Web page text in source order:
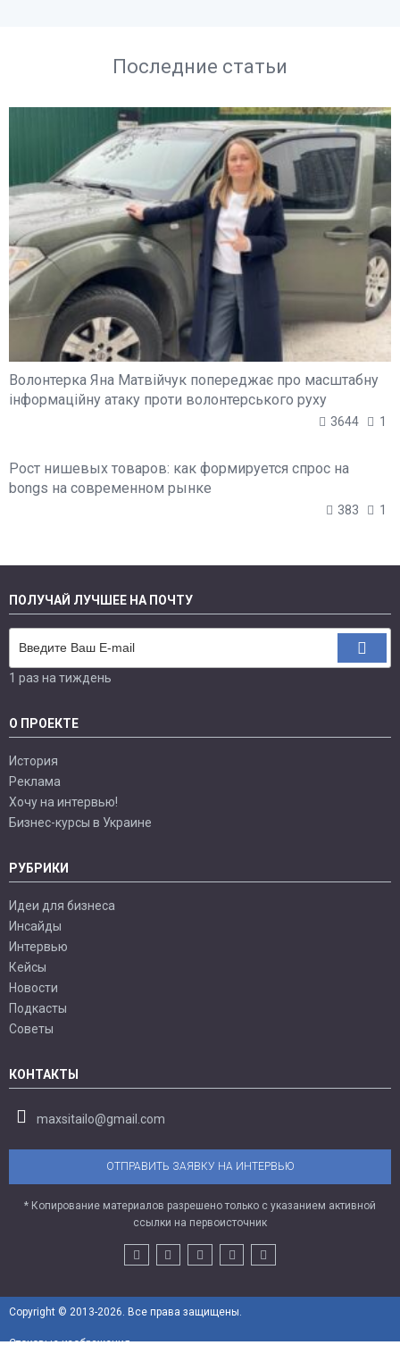
Последние статьи
Волонтерка Яна Матвійчук попереджає про масштабну
інформаційну атаку проти волонтерського руху
3644 1
Рост нишевых товаров: как формируется спрос на
bongs на современном рынке
383 1
ПОЛУЧАЙ ЛУЧШЕЕ НА ПОЧТУ
1 раз на тиждень
О ПРОЕКТЕ
История
Реклама
Хочу на интервью!
Бизнес-курсы в Украине
РУБРИКИ
Идеи для бизнеса
Инсайды
Интервью
Кейсы
Новости
Подкасты
Советы
КОНТАКТЫ
maxsitailo@gmail.com
ОТПРАВИТЬ ЗАЯВКУ НА ИНТЕРВЬЮ
* Копирование материалов разрешено только с указанием активной
ссылки на первоисточник
Copyright © 2013-2026. Все права защищены.